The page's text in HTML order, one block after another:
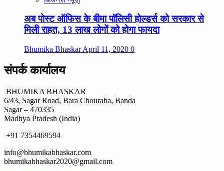
अब पोस्ट ऑफिस के बीमा पॉलिसी होल्डर्स को सरकार से
मिली राहत, 13 लाख लोगों को होगा फायदा
Bhumika BhaskarApril 11, 2020 0
संपर्क कार्यालय
BHUMIKA BHASKAR
6/43, Sagar Road, Bara Chouraha, Banda
Sagar – 470335
Madhya Pradesh (India)
+91 7354469594
info@bhumikabhaskar.com
bhumikabhaskar2020@gmail.com